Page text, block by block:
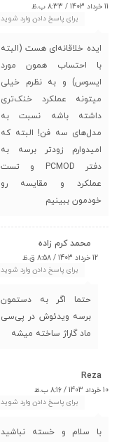
11 خرداد 1403 / 8:33 ب.ظ
برای پاسخ دادن وارد شوید
ایده خلاقانه‌ای هست (البته
با احتساب همون مورد
ایسوس) و به نظرم خیلی
میتونه عملکرد خنک‌تری
داشته باشه نسبت به
مدل‌های سه فن! البته که
امیدوارم زودتر برسه به
دفتر PCMOD و تست
عملکرد و مقایسه رو
خودمون ببینیم
محمد کرم زاده
12 خرداد 1403 / 8:58 ق.ظ
برای پاسخ دادن وارد شوید
حتما اگر به دستمون
برسه ویدئوش در پی‌سی
ماد گاراژ ساخته میشه
Reza
10 خرداد 1403 / 8:16 ب.ظ
برای پاسخ دادن وارد شوید
با سلام و خسته نباشید